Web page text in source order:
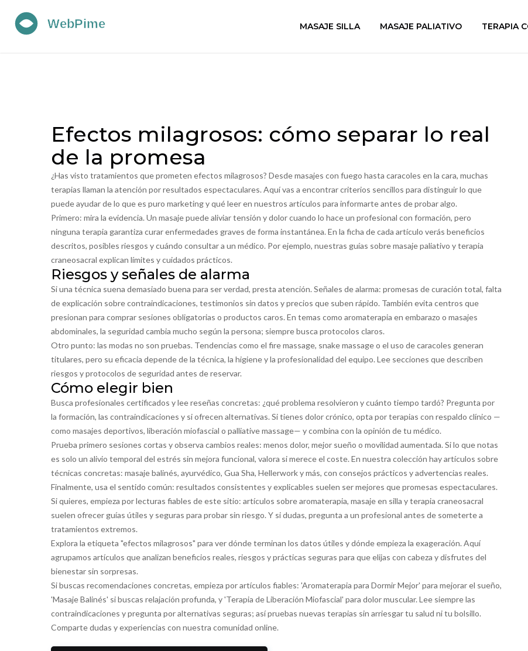
MASAJE SILLA MASAJE PALIATIVO TERAPIA
Efectos milagrosos: cómo separar lo real
de la promesa
¿Has visto tratamientos que prometen efectos milagrosos? Desde masajes con fuego hasta caracoles en la cara, muchas
terapias llaman la atención por resultados espectaculares. Aquí vas a encontrar criterios sencillos para distinguir lo que
puede ayudar de lo que es puro marketing y qué leer en nuestros artículos para informarte antes de probar algo.
Primero: mira la evidencia. Un masaje puede aliviar tensión y dolor cuando lo hace un profesional con formación, pero
ninguna terapia garantiza curar enfermedades graves de forma instantánea. En la ficha de cada artículo verás beneficios
descritos, posibles riesgos y cuándo consultar a un médico. Por ejemplo, nuestras guías sobre masaje paliativo y terapia
craneosacral explican límites y cuidados prácticos.
Riesgos y señales de alarma
Si una técnica suena demasiado buena para ser verdad, presta atención. Señales de alarma: promesas de curación total, falta
de explicación sobre contraindicaciones, testimonios sin datos y precios que suben rápido. También evita centros que
presionan para comprar sesiones obligatorias o productos caros. En temas como aromaterapia en embarazo o masajes
abdominales, la seguridad cambia mucho según la persona; siempre busca protocolos claros.
Otro punto: las modas no son pruebas. Tendencias como el fire massage, snake massage o el uso de caracoles generan
titulares, pero su eficacia depende de la técnica, la higiene y la profesionalidad del equipo. Lee secciones que describen
riesgos y protocolos de seguridad antes de reservar.
Cómo elegir bien
Busca profesionales certificados y lee reseñas concretas: ¿qué problema resolvieron y cuánto tiempo tardó? Pregunta por
la formación, las contraindicaciones y si ofrecen alternativas. Si tienes dolor crónico, opta por terapias con respaldo clínico —
como masajes deportivos, liberación miofascial o palliative massage— y combina con la opinión de tu médico.
Prueba primero sesiones cortas y observa cambios reales: menos dolor, mejor sueño o movilidad aumentada. Si lo que notas
es solo un alivio temporal del estrés sin mejora funcional, valora si merece el coste. En nuestra colección hay artículos sobre
técnicas concretas: masaje balinés, ayurvédico, Gua Sha, Hellerwork y más, con consejos prácticos y advertencias reales.
Finalmente, usa el sentido común: resultados consistentes y explicables suelen ser mejores que promesas espectaculares.
Si quieres, empieza por lecturas fiables de este sitio: artículos sobre aromaterapia, masaje en silla y terapia craneosacral
suelen ofrecer guías útiles y seguras para probar sin riesgo. Y si dudas, pregunta a un profesional antes de someterte a
tratamientos extremos.
Explora la etiqueta "efectos milagrosos" para ver dónde terminan los datos útiles y dónde empieza la exageración. Aquí
agrupamos artículos que analizan beneficios reales, riesgos y prácticas seguras para que elijas con cabeza y disfrutes del
bienestar sin sorpresas.
Si buscas recomendaciones concretas, empieza por artículos fiables: 'Aromaterapia para Dormir Mejor' para mejorar el sueño,
'Masaje Balinés' si buscas relajación profunda, y 'Terapia de Liberación Miofascial' para dolor muscular. Lee siempre las
contraindicaciones y pregunta por alternativas seguras; así pruebas nuevas terapias sin arriesgar tu salud ni tu bolsillo.
Comparte dudas y experiencias con nuestra comunidad online.